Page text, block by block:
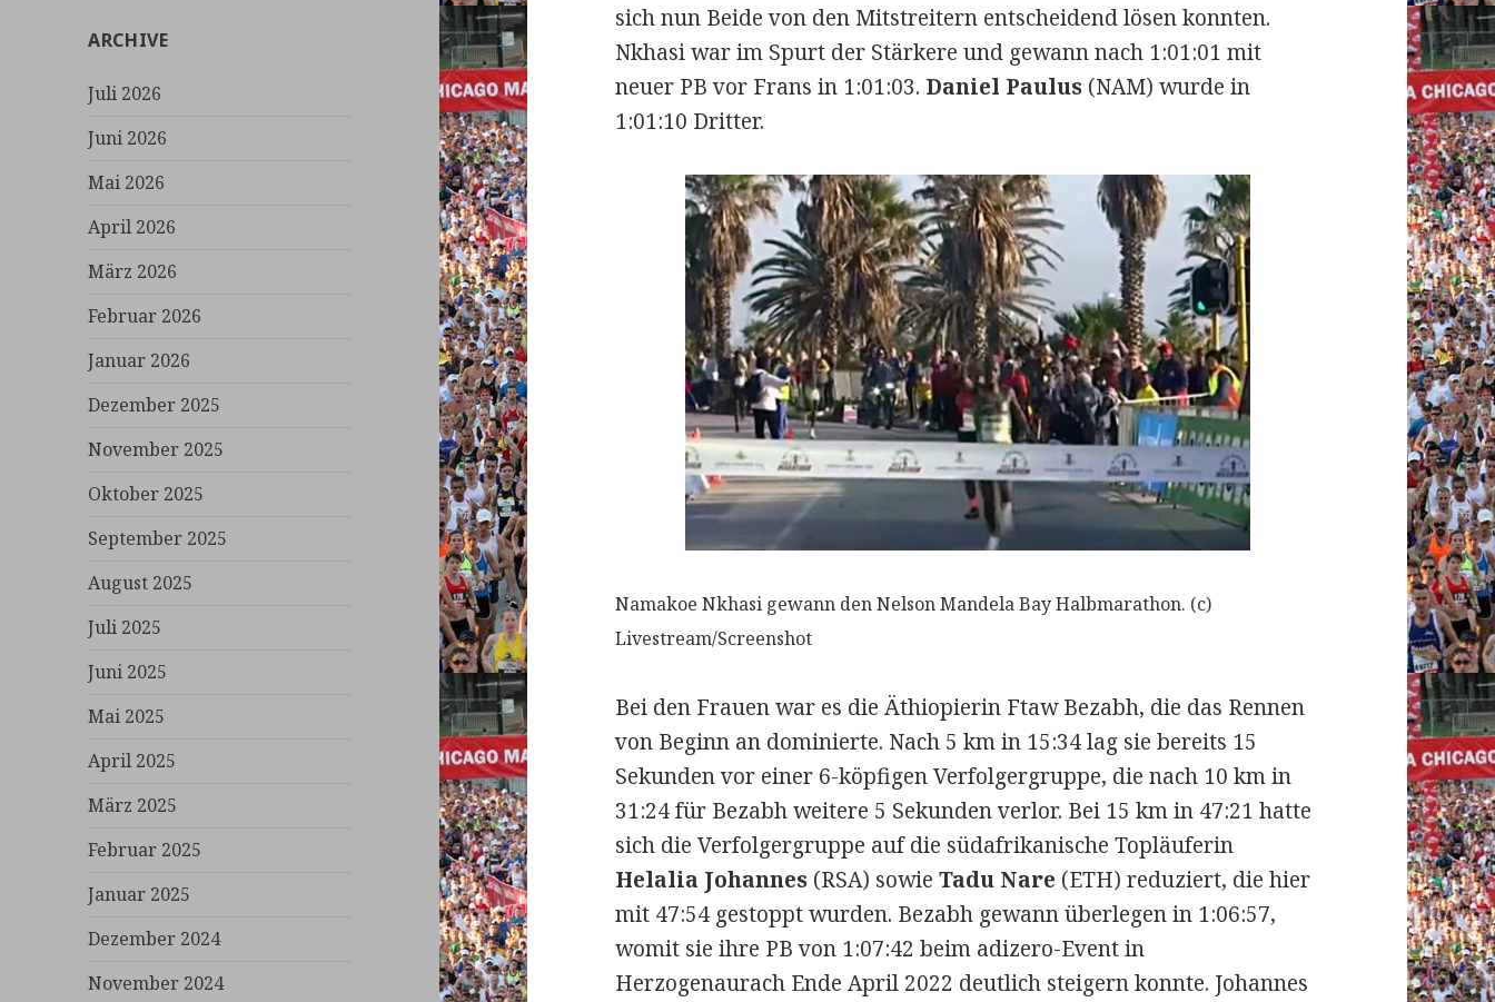
ARCHIVE
Juli 2026
Juni 2026
Mai 2026
April 2026
März 2026
Februar 2026
Januar 2026
Dezember 2025
November 2025
Oktober 2025
September 2025
August 2025
Juli 2025
Juni 2025
Mai 2025
April 2025
März 2025
Februar 2025
Januar 2025
Dezember 2024
November 2024
sich nun Beide von den Mitstreitern entscheidend lösen konnten.
Nkhasi war im Spurt der Stärkere und gewann nach 1:01:01 mit
neuer PB vor Frans in 1:01:03. Daniel Paulus (NAM) wurde in
1:01:10 Dritter.
Namakoe Nkhasi gewann den Nelson Mandela Bay Halbmarathon. (c)
Livestream/Screenshot
Bei den Frauen war es die Äthiopierin Ftaw Bezabh, die das Rennen
von Beginn an dominierte. Nach 5 km in 15:34 lag sie bereits 15
Sekunden vor einer 6-köpfigen Verfolgergruppe, die nach 10 km in
31:24 für Bezabh weitere 5 Sekunden verlor. Bei 15 km in 47:21 hatte
sich die Verfolgergruppe auf die südafrikanische Topläuferin
Helalia Johannes (RSA) sowieTadu Nare (ETH) reduziert, die hier
mit 47:54 gestoppt wurden. Bezabh gewann überlegen in 1:06:57,
womit sie ihre PB von 1:07:42 beim adizero-Event in
Herzogenaurach Ende April 2022 deutlich steigern konnte. Johannes